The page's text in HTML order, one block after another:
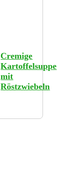
Cremige
Kartoffelsuppe
mit
Röstzwiebeln